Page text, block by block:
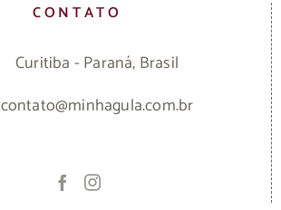
CONTATO
Curitiba - Paraná, Brasil
contato@minhagula.com.br